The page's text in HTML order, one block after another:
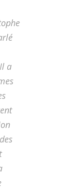
a